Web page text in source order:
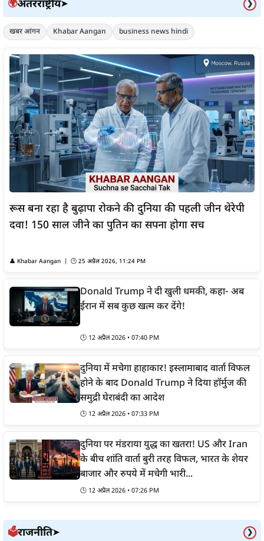
🌍अंतरराष्ट्रीय➤ ❯
खबर आंगन Khabar Aangan business news hindi
रूस बना रहा है बुढ़ापा रोकने की दुनिया की पहली जीन थेरेपी
दवा! 150 साल जीने का पुतिन का सपना होगा सच
👤 Khabar Aangan | 🕒 25 अप्रैल 2026, 11:24 PM
Donald Trump ने दी खुली धमकी, कहा- अब
ईरान में सब कुछ खत्म कर देंगे!
🕒 12 अप्रैल 2026 • 07:40 PM
दुनिया में मचेगा हाहाकार! इस्लामाबाद वार्ता विफल
होने के बाद Donald Trump ने दिया हॉर्मुज की
समुद्री घेराबंदी का आदेश
🕒 12 अप्रैल 2026 • 07:33 PM
दुनिया पर मंडराया युद्ध का खतरा! US और Iran
के बीच शांति वार्ता बुरी तरह विफल, भारत के शेयर
बाजार और रुपये में मचेगी भारी...
🕒 12 अप्रैल 2026 • 07:26 PM
🗳️राजनीति➤ ❯